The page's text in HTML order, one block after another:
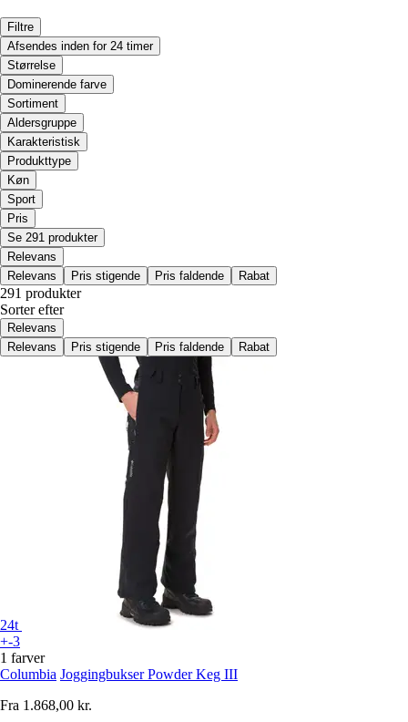
Filtre
Afsendes inden for 24 timer
Størrelse
Dominerende farve
Sortiment
Aldersgruppe
Karakteristisk
Produkttype
Køn
Sport
Pris
Se 291 produkter
Relevans
Relevans
Pris stigende Pris faldende Rabat
291 produkter
Sorter efter
Relevans
Relevans
Pris stigende Pris faldende Rabat
24t
+-3
1 farver
Columbia Joggingbukser Powder Keg III
Fra 1.868,00 kr.